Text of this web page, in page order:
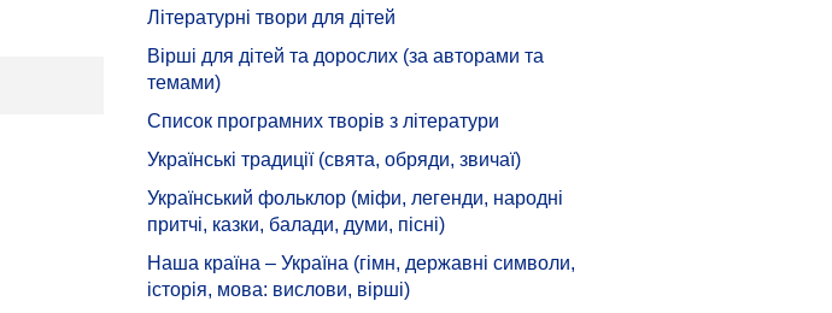
Літературні твори для дітей
Вірші для дітей та дорослих (за авторами та
темами)
Список програмних творів з літератури
Українські традиції (свята, обряди, звичаї)
Український фольклор (міфи, легенди, народні
притчі, казки, балади, думи, пісні)
Наша країна – Україна (гімн, державні символи,
історія, мова: вислови, вірші)